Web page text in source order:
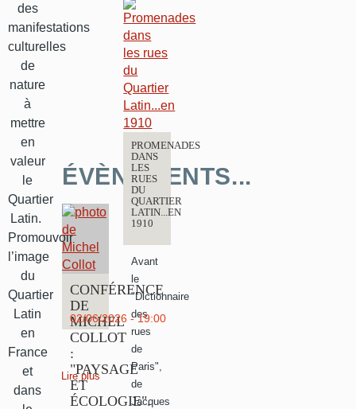
des
manifestations
culturelles
de
nature
à
mettre
en
valeur
le
Quartier
Latin.
Promouvoir
l’image
du
Quartier
Latin
en
France
et
dans
ÉVÈNEMENTS...
CONFÉRENCE
DE
MICHEL
COLLOT
:
"PAYSAGE
ET
ÉCOLOGIE".
02/06/2026 - 19:00
Lire plus
PROMENADES
DANS
LES
RUES
DU
QUARTIER
LATIN...EN
1910
Avant
le
"Dictionnaire
des
rues
de
Paris",
de
Jacques